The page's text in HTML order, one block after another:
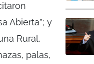
Abierta”; y
Rural,
palas,